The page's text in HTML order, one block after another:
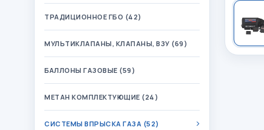
ТРАДИЦИОННОЕ ГБО (42)
МУЛЬТИКЛАПАНЫ, КЛАПАНЫ, ВЗУ (69)
БАЛЛОНЫ ГАЗОВЫЕ (59)
МЕТАН КОМПЛЕКТУЮЩИЕ (24)
СИСТЕМЫ ВПРЫСКА ГАЗА (52)